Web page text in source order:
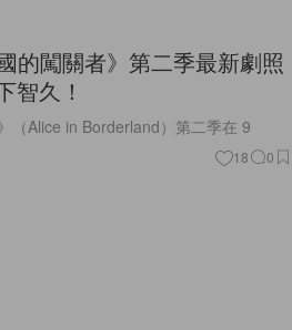
的闖關者》第二季最新劇照
智久！
（Alice in Borderland）第二季在 9
18 0